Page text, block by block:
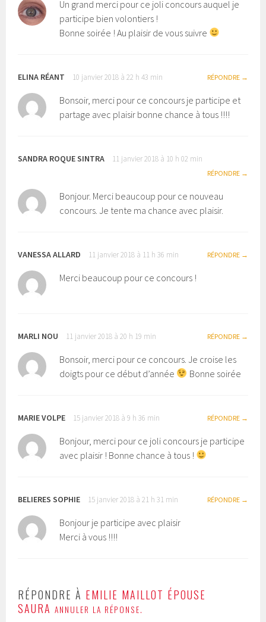
Un grand merci pour ce joli concours auquel je
participe bien volontiers !
Bonne soirée ! Au plaisir de vous suivre
ELINA RÉANT 10 janvier 2018 à 22 h 43 min RÉPONDRE
Bonsoir, merci pour ce concours je participe et
partage avec plaisir bonne chance à tous !!!!
SANDRA ROQUE SINTRA 11 janvier 2018 à 10 h 02 min
RÉPONDRE
Bonjour. Merci beaucoup pour ce nouveau
concours. Je tente ma chance avec plaisir.
VANESSA ALLARD 11 janvier 2018 à 11 h 36 min RÉPONDRE
Merci beaucoup pour ce concours !
MARLI NOU 11 janvier 2018 à 20 h 19 min RÉPONDRE
Bonsoir, merci pour ce concours. Je croise les
doigts pour ce début d’année
Bonne soirée
MARIE VOLPE 15 janvier 2018 à 9 h 36 min RÉPONDRE
Bonjour, merci pour ce joli concours je participe
avec plaisir ! Bonne chance à tous !
BELIERES SOPHIE 15 janvier 2018 à 21 h 31 min RÉPONDRE
Bonjour je participe avec plaisir
Merci à vous !!!!
RÉPONDRE À EMILIE MAILLOT ÉPOUSE
SAURA ANNULER LA RÉPONSE.